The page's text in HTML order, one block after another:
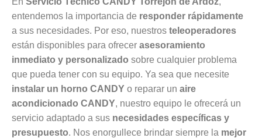
entendemos la importancia de responder rápidamente
a sus necesidades. Por eso, nuestros teleoperadores
están disponibles para ofrecer asesoramiento
inmediato y personalizado sobre cualquier problema
que pueda tener con su equipo. Ya sea que necesite
instalar un horno CANDY o reparar un aire
acondicionado CANDY, nuestro equipo le ofrecerá un
servicio adaptado a sus necesidades específicas y
presupuesto. Nos enorgullece brindar siempre la mejor